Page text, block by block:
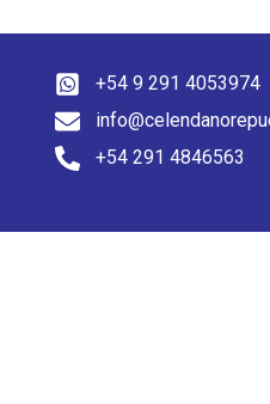
+54 9 291 4053974
+54 291 4846563